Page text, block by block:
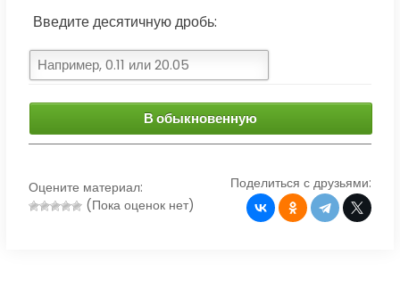
Введите десятичную дробь:
В обыкновенную
Оцените материал:
(Пока оценок нет)
Поделиться с друзьями: